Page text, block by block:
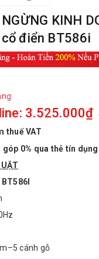
NGỪNG KINH
điển BT586i
3.525.000₫
thuế VAT
0% qua thẻ tín dụng
BT586I
cánh gỗ